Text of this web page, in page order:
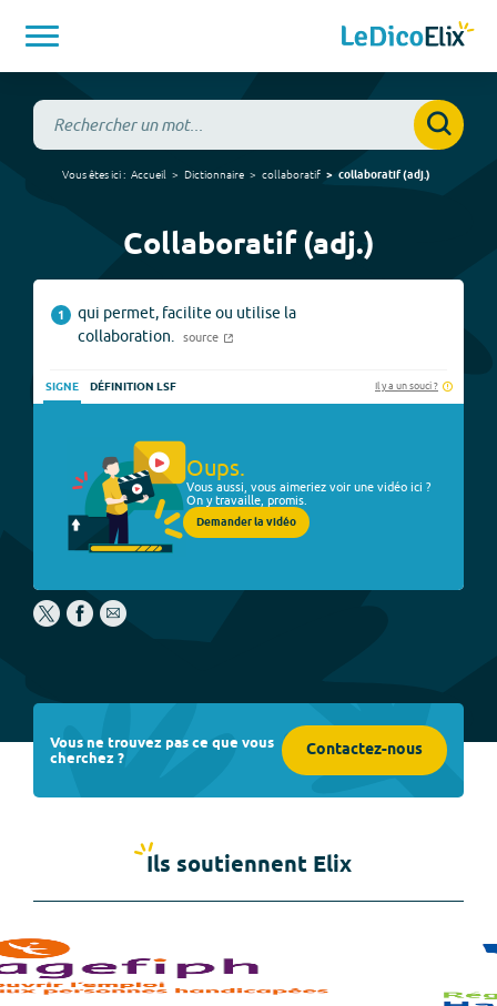
Vous êtes ici : Accueil Dictionnaire collaboratif collaboratif(adj.)
Collaboratif (adj.)
1
qui permet, facilite ou utilise la
collaboration.
source
SIGNE DÉFINITION LSF Il y a un souci ?
Oups.
Vous aussi, vous aimeriez voir une vidéo ici ?
On y travaille, promis.
Demander la vidéo
Vous ne trouvez pas ce que vous
cherchez ? Contactez-nous
Ils soutiennent Elix